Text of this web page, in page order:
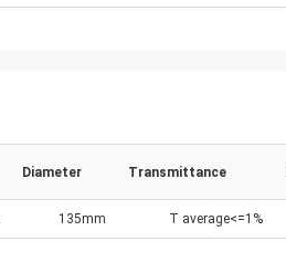
Transmittance
Diameter
T average<=1%
135mm